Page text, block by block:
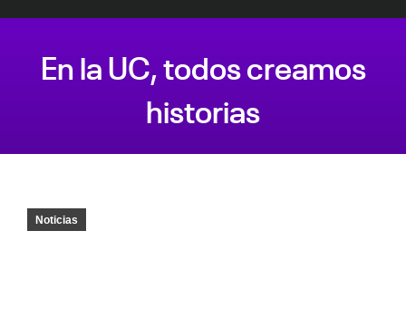
En la UC, todos creamos
historias
Noticias